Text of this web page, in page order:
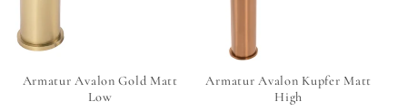
Armatur Avalon Gold Matt
Low
Armatur Avalon Kupfer Matt
High